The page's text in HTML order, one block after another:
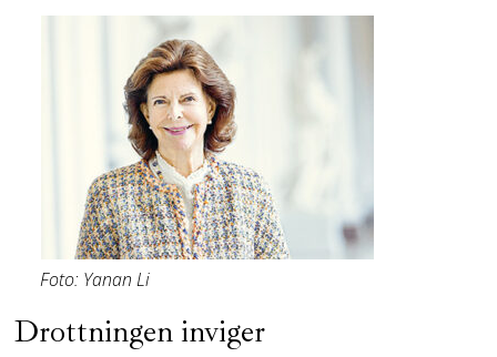
Foto: Yanan Li
Drottningen inviger